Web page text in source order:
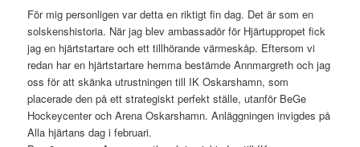
För mig personligen var detta en riktigt fin dag. Det är som en
solskenshistoria. När jag blev ambassadör för Hjärtuppropet fick
jag en hjärtstartare och ett tillhörande värmeskåp. Eftersom vi
redan har en hjärtstartare hemma bestämde Annmargreth och jag
oss för att skänka utrustningen till IK Oskarshamn, som
placerade den på ett strategiskt perfekt ställe, utanför BeGe
Hockeycenter och Arena Oskarshamn. Anläggningen invigdes på
Alla hjärtans dag i februari.